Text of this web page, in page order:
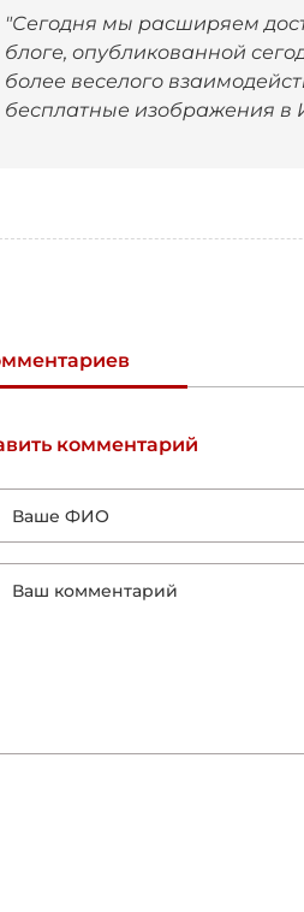
"Сегодня мы расширяем
блоге, опубликованной
более веселого
бесплатные изображения в
комментарий